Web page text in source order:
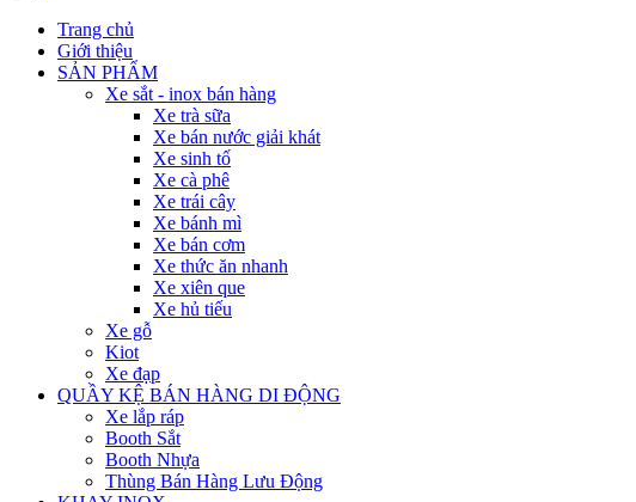
Trang chủ
Giới thiệu
SẢN PHẨM
Xe sắt - inox bán hàng
Xe trà sữa
Xe bán nước giải khát
Xe sinh tố
Xe cà phê
Xe trái cây
Xe bánh mì
Xe bán cơm
Xe thức ăn nhanh
Xe xiên que
Xe hủ tiếu
Xe gỗ
Kiot
Xe đạp
QUẦY KỆ BÁN HÀNG DI ĐỘNG
Xe lắp ráp
Booth Sắt
Booth Nhựa
Thùng Bán Hàng Lưu Động